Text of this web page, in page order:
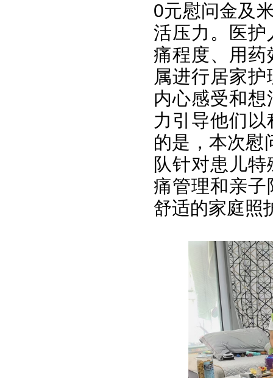
0元慰问金及
活压力。医
痛程度、用
属进行居家
内心感受和
力引导他们
的是，本次慰
队针对患儿
痛管理和亲
舒适的家庭照